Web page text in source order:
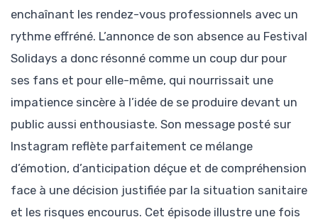
enchaînant les rendez-vous professionnels avec un
rythme effréné. L’annonce de son absence au Festival
Solidays a donc résonné comme un coup dur pour
ses fans et pour elle-même, qui nourrissait une
impatience sincère à l’idée de se produire devant un
public aussi enthousiaste. Son message posté sur
Instagram reflète parfaitement ce mélange
d’émotion, d’anticipation déçue et de compréhension
face à une décision justifiée par la situation sanitaire
et les risques encourus. Cet épisode illustre une fois